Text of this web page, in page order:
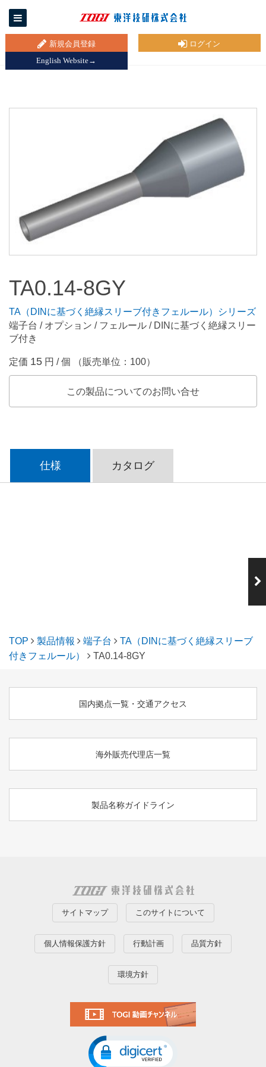
新規会員登録
ログイン
English Website→
TA0.14-8GY
TA（DINに基づく絶縁スリーブ付きフェルール）シリーズ
端子台 / オプション / フェルール / DINに基づく絶縁スリー
ブ付き
定価 15 円 / 個 （販売単位：100）
この製品についてのお問い合せ
仕様 カタログ
TOP 製品情報 端子台
TA（DINに基づく絶縁スリーブ
付きフェルール）
TA0.14-8GY
国内拠点一覧・交通アクセス
海外販売代理店一覧
製品名称ガイドライン
サイトマップ このサイトについて
個人情報保護方針 行動計画 品質方針
環境方針